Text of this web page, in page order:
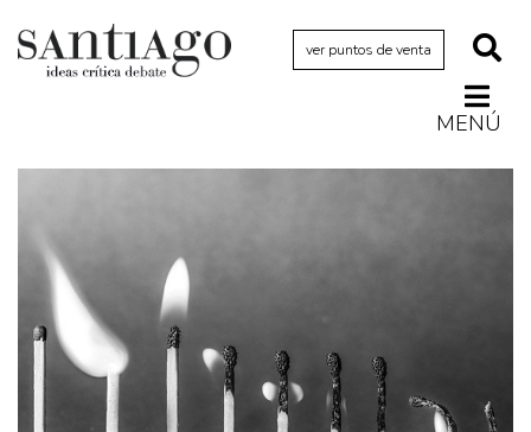
ver puntos de venta
MENÚ
Arquetipos de situación
Artes visuales
Ciencia
Cine y televisión